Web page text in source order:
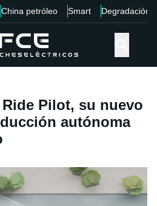
China petróleo Smart Degradación
Pilot, su nuevo
autónoma